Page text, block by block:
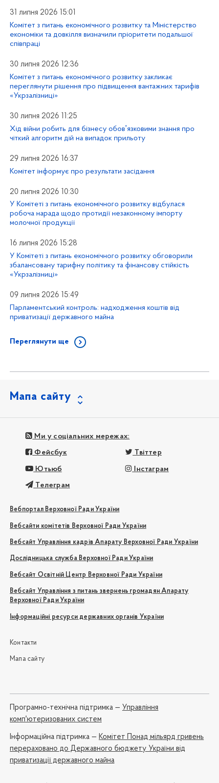
31 липня 2026 15:01
Комітет з питань економічного розвитку та Міністерство
економіки та довкілля визначили пріоритети подальшої
співпраці
30 липня 2026 12:36
Комітет з питань економічного розвитку закликає
переглянути рішення про підвищення вантажних тарифів
«Укрзалізниці»
30 липня 2026 11:25
Хід війни робить для бізнесу обовʼязковими знання про
чіткий алгоритм дій на випадок прильоту
29 липня 2026 16:37
Комітет інформує про результати засідання
20 липня 2026 10:30
У Комітеті з питань економічного розвитку відбулася
робоча нарада щодо протидії незаконному імпорту
молочної продукції
16 липня 2026 15:28
У Комітеті з питань економічного розвитку обговорили
збалансовану тарифну політику та фінансову стійкість
«Укрзалізниці»
09 липня 2026 15:49
Парламентський контроль: надходження коштів від
приватизації державного майна
Переглянути ще
Мапа сайту
Ми у соціальних мережах:
Фейсбук Твіттер
Ютьюб Інстаграм
Телеграм
Вебпортал Верховної Ради України
Вебсайти комітетів Верховної Ради України
Вебсайт Управління кадрів Апарату Верховної Ради України
Дослідницька служба Верховної Ради України
Вебсайт Освітній Центр Верховної Ради України
Вебсайт Управління з питань звернень громадян Апарату
Верховної Ради України
Інформаційні ресурси державних органів України
Контакти
Мапа сайту
Програмно-технічна підтримка — Управління
комп'ютеризованих систем
Iнформаційна підтримка — Комітет Понад мільярд гривень
перераховано до Державного бюджету України від
приватизації державного майна